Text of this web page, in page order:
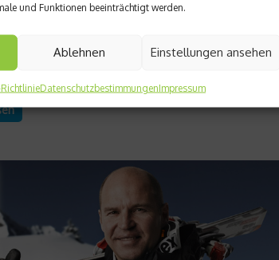
und Funktionen beeinträchtigt werden.
Ablehnen Einstellungen ansehen
DatenschutzbestimmungenImpressum
Maier spricht im Interview mit
Leidenschaft für das Skifahren und verrät, wie und
nach Ende seiner Karriere erhalten geblieben